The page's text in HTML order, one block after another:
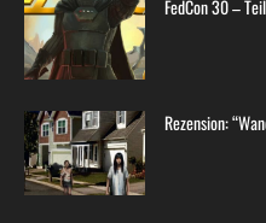
FedCon 30 –
Rezension: